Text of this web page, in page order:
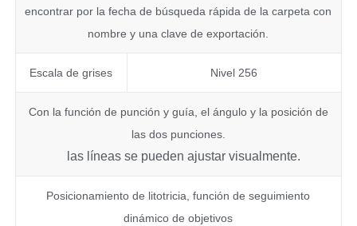
encontrar por la fecha de búsqueda rápida de la carpeta con
nombre y una clave de exportación.
Escala de grises Nivel 256
Con la función de punción y guía, el ángulo y la posición de
las dos punciones.
las líneas se pueden ajustar visualmente.
Posicionamiento de litotricia, función de seguimiento
dinámico de objetivos